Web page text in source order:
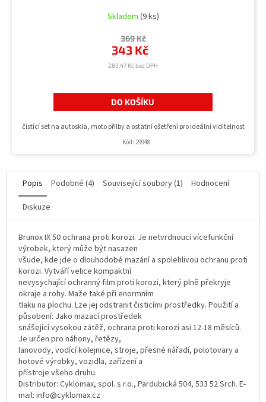
Skladem (9 ks)
283,47 Kč bez DPH
343 Kč
369 Kč
DO KOŠÍKU
čistící set na autoskla, moto přilby a ostatní ošetření pro ideální viditelnost
Kód: 29948
Popis Podobné (4) Související soubory (1)
Hodnocení
Diskuze
Brunox IX 50 ochrana proti korozi. Je netvrdnoucí vícefunkční
výrobek, který může být nasazen
všude, kde jde o dlouhodobé mazání a spolehlivou ochranu proti
korozi. Vytváří velice kompaktní
nevysychající ochranný film proti korozi, který plně překryje
okraje a rohy. Maže také při enormním
tlaku na plochu. Lze jej odstranit čisticími prostředky. Použití a
působení: Jako mazací prostředek
snášející vysokou zátěž, ochrana proti korozi asi 12-18 měsíců.
Je určen pro náhony, řetězy,
lanovody, vodící kolejnice, stroje, přesné nářadí, polotovary a
hotové výrobky, vozidla, zařízení a
přístroje všeho druhu.
Distributor: Cyklomax, spol. s r.o., Pardubická 504, 533 52 Srch. E-
mail: info@cyklomax.cz